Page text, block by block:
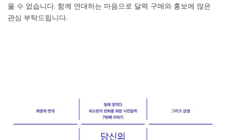
울 수 없습니다. 함께 연대하는 마음으로 달력 구매와 홍보에 많은
관심 부탁드립니다.